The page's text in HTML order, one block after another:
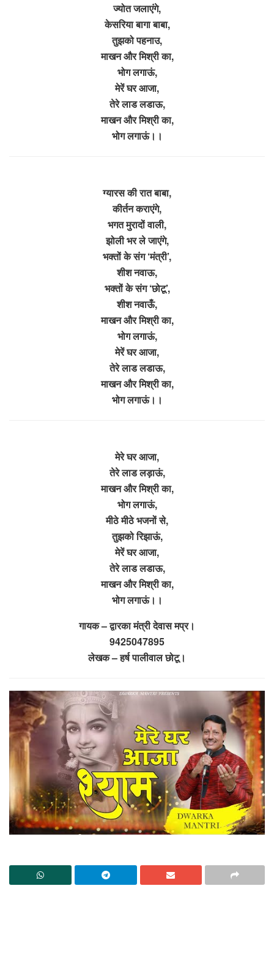
ज्योत जलाएंगे,
केसरिया बागा बाबा,
तुझको पहनाउ,
माखन और मिश्री का,
भोग लगाऊं,
मेरें घर आजा,
तेरे लाड लडाऊ,
माखन और मिश्री का,
भोग लगाऊं।।
ग्यारस की रात बाबा,
कीर्तन कराएंगे,
भगत मुरादों वाली,
झोली भर ले जाएंगे,
भक्तों के संग ‘मंत्री’,
शीश नवाऊ,
भक्तों के संग ‘छोटू’,
शीश नवाऊँ,
माखन और मिश्री का,
भोग लगाऊं,
मेरें घर आजा,
तेरे लाड लडाऊ,
माखन और मिश्री का,
भोग लगाऊं।।
मेरे घर आजा,
तेरे लाड लड़ाऊं,
माखन और मिश्री का,
भोग लगाऊं,
मीठे मीठे भजनों से,
तुझको रिझाऊं,
मेरें घर आजा,
तेरे लाड लडाऊ,
माखन और मिश्री का,
भोग लगाऊं।।
गायक – द्वारका मंत्री देवास मप्र।
9425047895
लेखक – हर्ष पालीवाल छोटू।